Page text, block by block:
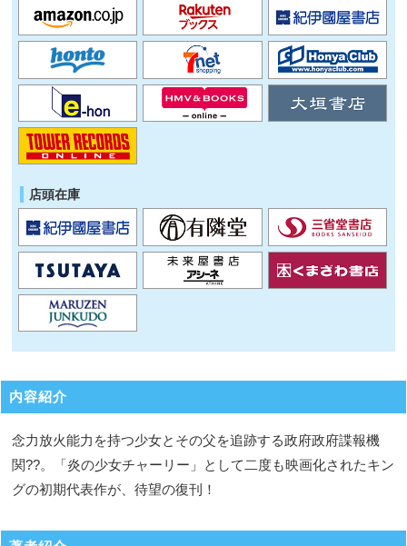
店頭在庫
内容紹介
念力放火能力を持つ少女とその父を追跡する政府政府諜報機
関??。「炎の少女チャーリー」として二度も映画化されたキン
グの初期代表作が、待望の復刊！